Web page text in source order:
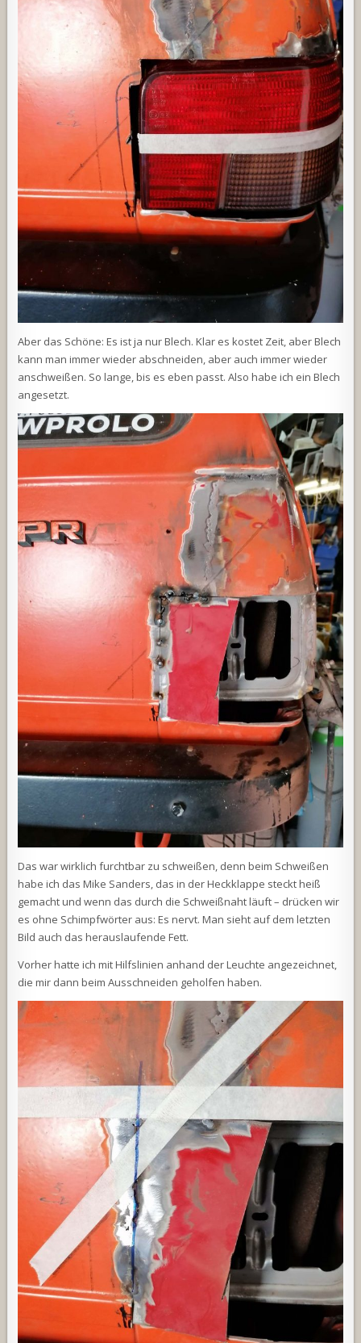
Aber das Schöne: Es ist ja nur Blech. Klar es kostet Zeit, aber Blech
kann man immer wieder abschneiden, aber auch immer wieder
anschweißen. So lange, bis es eben passt. Also habe ich ein Blech
angesetzt.
Das war wirklich furchtbar zu schweißen, denn beim Schweißen
habe ich das Mike Sanders, das in der Heckklappe steckt heiß
gemacht und wenn das durch die Schweißnaht läuft – drücken wir
es ohne Schimpfwörter aus: Es nervt. Man sieht auf dem letzten
Bild auch das herauslaufende Fett.
Vorher hatte ich mit Hilfslinien anhand der Leuchte angezeichnet,
die mir dann beim Ausschneiden geholfen haben.